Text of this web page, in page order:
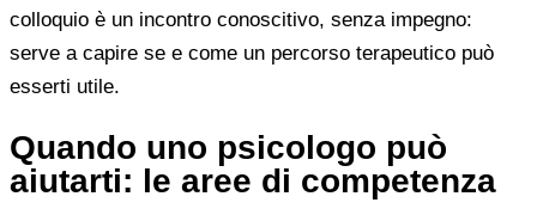
colloquio è un incontro conoscitivo, senza impegno:
serve a capire se e come un percorso terapeutico può
esserti utile.
Quando uno psicologo può
aiutarti: le aree di competenza